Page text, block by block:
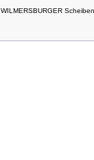
WILMERSBURGER